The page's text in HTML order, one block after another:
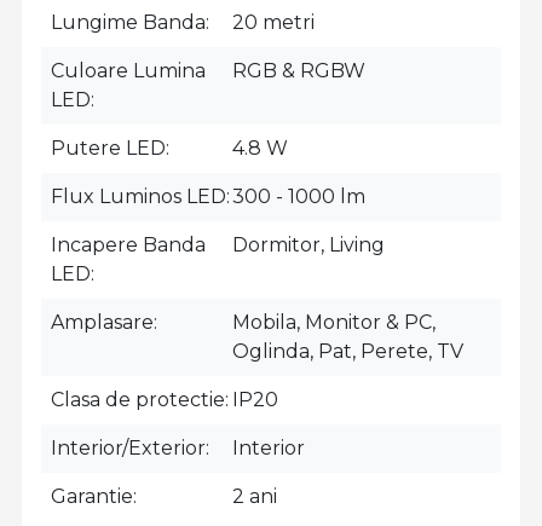
Lungime Banda 20 metri
Culoare Lumina
LED
RGB & RGBW
Putere LED 4.8 W
Flux Luminos LED 300 - 1000 lm
Incapere Banda
LED
Dormitor, Living
Amplasare
Mobila, Monitor & PC,
Oglinda, Pat, Perete, TV
Clasa de protectie IP20
Interior/Exterior Interior
Garantie 2 ani